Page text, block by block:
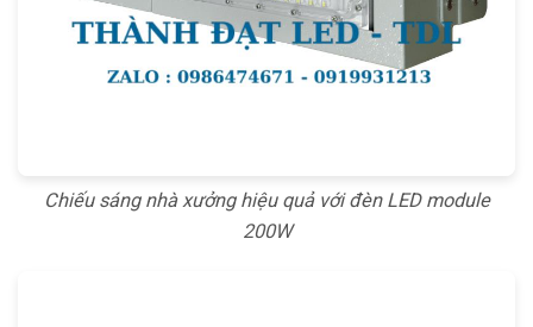
Chiếu sáng nhà xưởng hiệu quả với đèn LED module
200W